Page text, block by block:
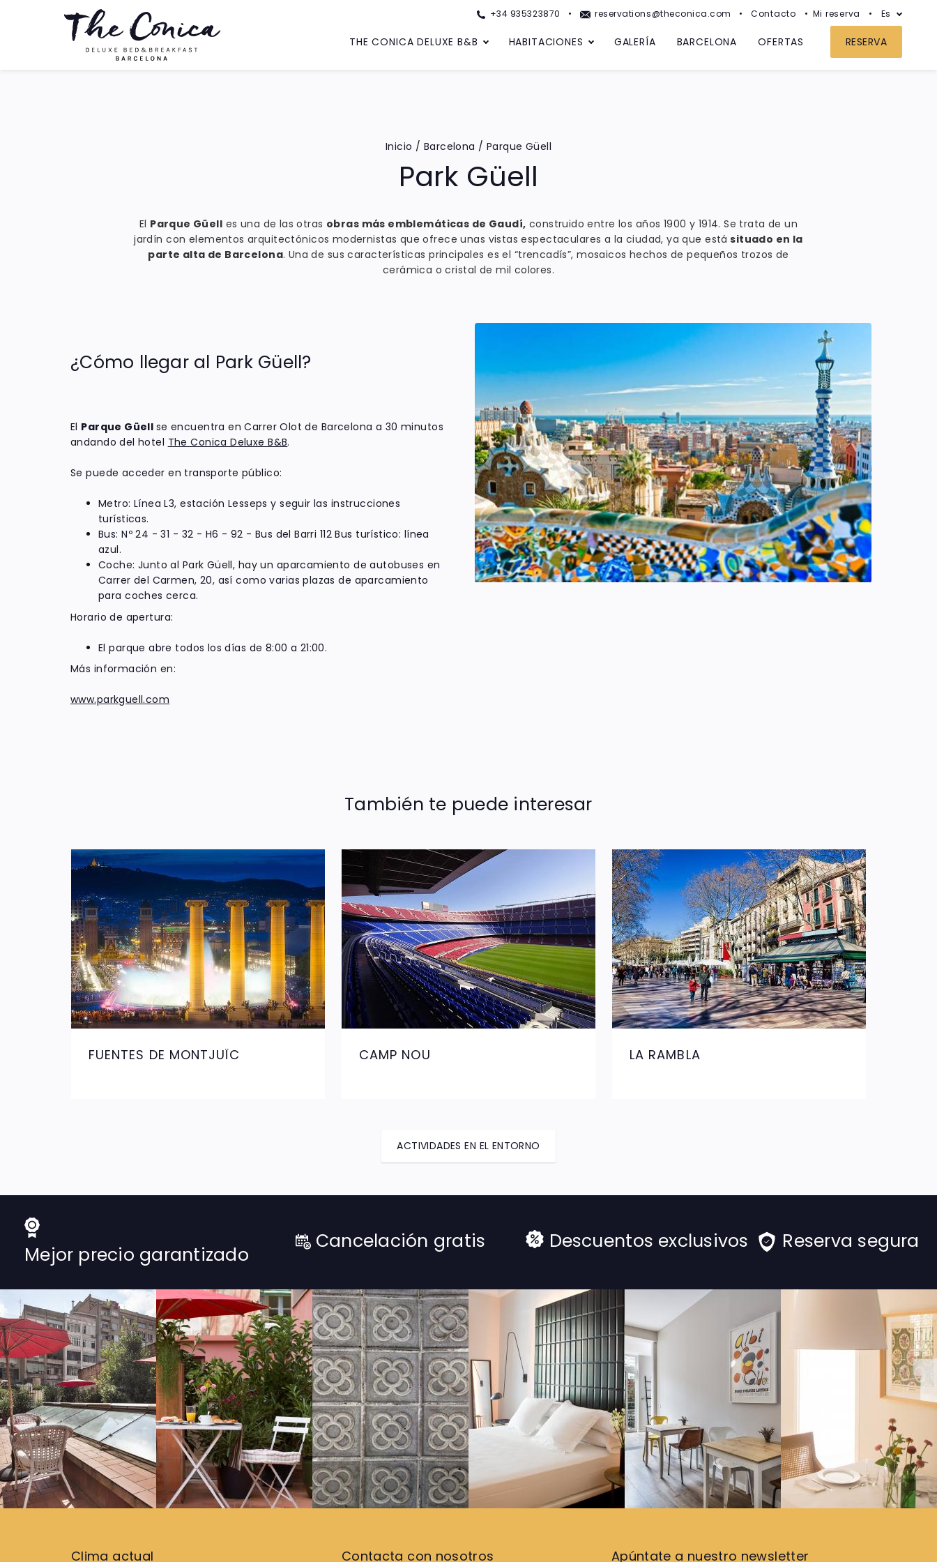
+34 935323870 reservations@theconica.com Contacto Mi reserva Es
THE CONICA DELUXE B&B HABITACIONES GALERÍA BARCELONA OFERTAS RESERVA
Inicio / Barcelona / Parque Güell
Park Güell
El Parque Güell es una de las otras obras más emblemáticas de Gaudí, construido entre los años 1900 y 1914. Se trata de un
jardín con elementos arquitectónicos modernistas que ofrece unas vistas espectaculares a la ciudad, ya que está situado en la
parte alta de Barcelona. Una de sus características principales es el “trencadís”, mosaicos hechos de pequeños trozos de
cerámica o cristal de mil colores.
¿Cómo llegar al Park Güell?
El Parque Güell se encuentra en Carrer Olot de Barcelona a 30 minutos
andando del hotel The Conica Deluxe B&B.
Se puede acceder en transporte público:
Metro: Línea L3, estación Lesseps y seguir las instrucciones
turísticas.
Bus: Nº 24 - 31 - 32 - H6 - 92 - Bus del Barri 112 Bus turístico: línea
azul.
Coche: Junto al Park Güell, hay un aparcamiento de autobuses en
Carrer del Carmen, 20, así como varias plazas de aparcamiento
para coches cerca.
Horario de apertura:
El parque abre todos los días de 8:00 a 21:00.
Más información en:
www.parkguell.com
También te puede interesar
FUENTES DE MONTJUÏC CAMP NOU LA RAMBLA
ACTIVIDADES EN EL ENTORNO
Mejor precio garantizado
Cancelación gratis Descuentos exclusivos Reserva segura
Clima actual Contacta con nosotros Apúntate a nuestro newsletter